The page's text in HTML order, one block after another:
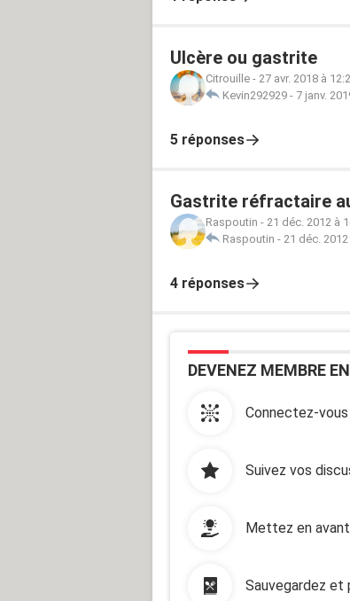
Ulcère ou gastrite
Citrouille - 27 avr. 2018 à
Kevin292929 - 7 janv.
5 réponses
Gastrite réfractaire
Raspoutin - 21 déc. 2012 à
Raspoutin - 21 déc. 2012
4 réponses
DEVENEZ MEMBRE
Connectez-
Suivez vos
Mettez en
Sauvegardez